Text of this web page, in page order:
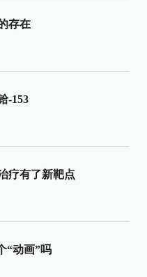
存在
-153
疗有了新靶点
“动画”吗